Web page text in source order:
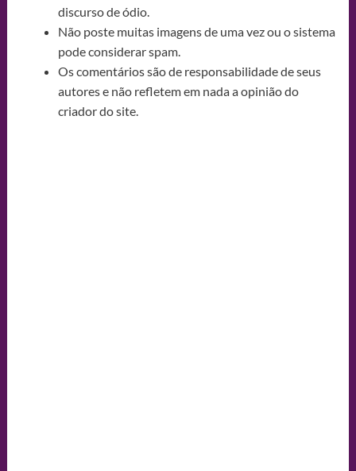
discurso de ódio.
Não poste muitas imagens de uma vez ou o sistema
pode considerar spam.
Os comentários são de responsabilidade de seus
autores e não refletem em nada a opinião do
criador do site.